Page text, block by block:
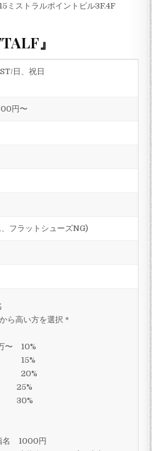
ミストラルポイントビル3F.4F
』
日、祝日
円〜
フラットシューズNG)
ら高い方を選択＊
〜 10%
15%
20%
25%
30%
名 1000円